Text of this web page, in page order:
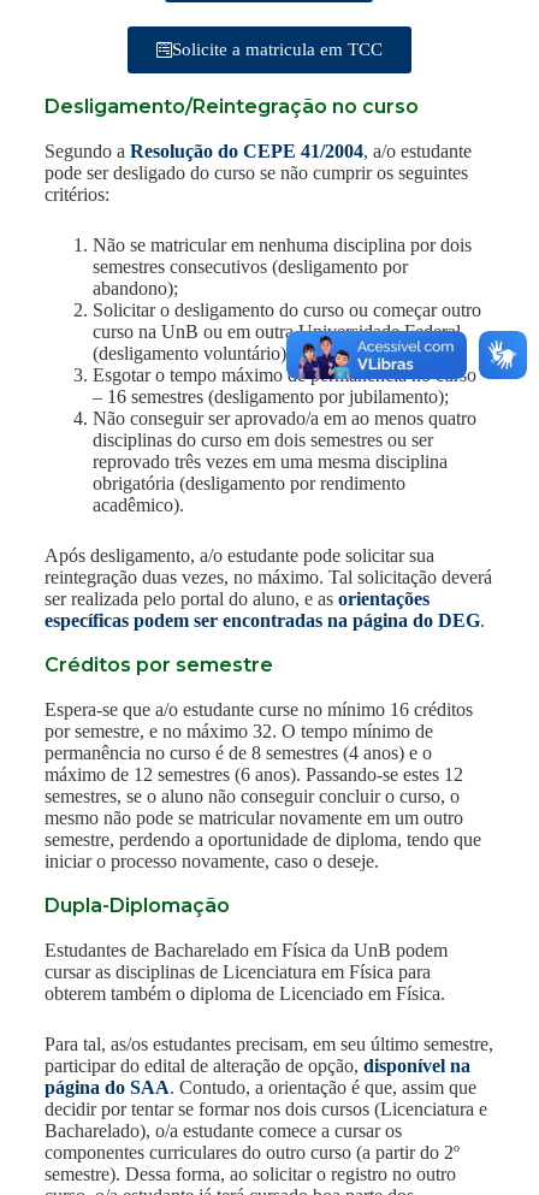
Solicite a matricula em TCC
Desligamento/Reintegração no curso
Segundo a Resolução do CEPE 41/2004, a/o estudante
pode ser desligado do curso se não cumprir os seguintes
critérios:
Não se matricular em nenhuma disciplina por dois
semestres consecutivos (desligamento por
abandono);
Solicitar o desligamento do curso ou começar outro
curso na UnB ou em outra Universidade Federal
(desligamento voluntário);
Esgotar o tempo máximo de permanência no curso
– 16 semestres (desligamento por jubilamento);
Não conseguir ser aprovado/a em ao menos quatro
disciplinas do curso em dois semestres ou ser
reprovado três vezes em uma mesma disciplina
obrigatória (desligamento por rendimento
acadêmico).
Após desligamento, a/o estudante pode solicitar sua
reintegração duas vezes, no máximo. Tal solicitação deverá
ser realizada pelo portal do aluno, e as orientações
específicas podem ser encontradas na página do DEG.
Créditos por semestre
Espera-se que a/o estudante curse no mínimo 16 créditos
por semestre, e no máximo 32. O tempo mínimo de
permanência no curso é de 8 semestres (4 anos) e o
máximo de 12 semestres (6 anos). Passando-se estes 12
semestres, se o aluno não conseguir concluir o curso, o
mesmo não pode se matricular novamente em um outro
semestre, perdendo a oportunidade de diploma, tendo que
iniciar o processo novamente, caso o deseje.
Dupla-Diplomação
Estudantes de Bacharelado em Física da UnB podem
cursar as disciplinas de Licenciatura em Física para
obterem também o diploma de Licenciado em Física.
Para tal, as/os estudantes precisam, em seu último semestre,
participar do edital de alteração de opção, disponível na
página do SAA. Contudo, a orientação é que, assim que
decidir por tentar se formar nos dois cursos (Licenciatura e
Bacharelado), o/a estudante comece a cursar os
componentes curriculares do outro curso (a partir do 2º
semestre). Dessa forma, ao solicitar o registro no outro